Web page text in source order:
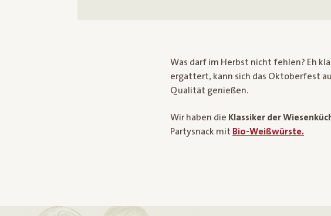
Was darf im Herbst nicht fehlen? Eh
ergattert, kann sich das Oktoberfest
Qualität genießen.
Wir haben die Klassiker der
Partysnack mit Bio-Weißwürste.